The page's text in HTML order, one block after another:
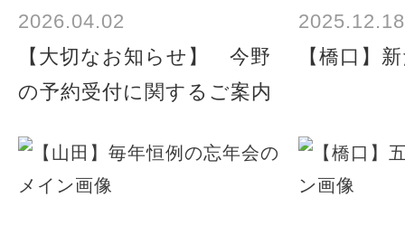
2026.04.02
【大切なお知らせ】 今野
の予約受付に関するご案内
2025.12.18
【橋口】